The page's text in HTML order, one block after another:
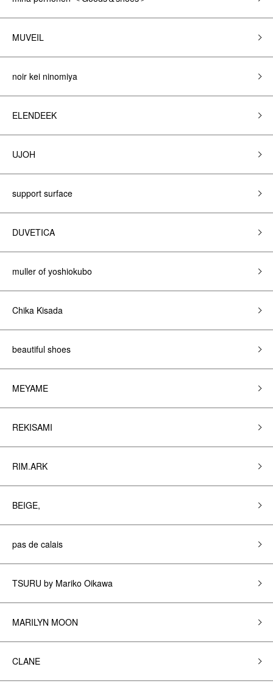
MUVEIL
noir kei ninomiya
ELENDEEK
UJOH
support surface
DUVETICA
muller of yoshiokubo
Chika Kisada
beautiful shoes
MEYAME
REKISAMI
RIM.ARK
BEIGE,
pas de calais
TSURU by Mariko Oikawa
MARILYN MOON
CLANE